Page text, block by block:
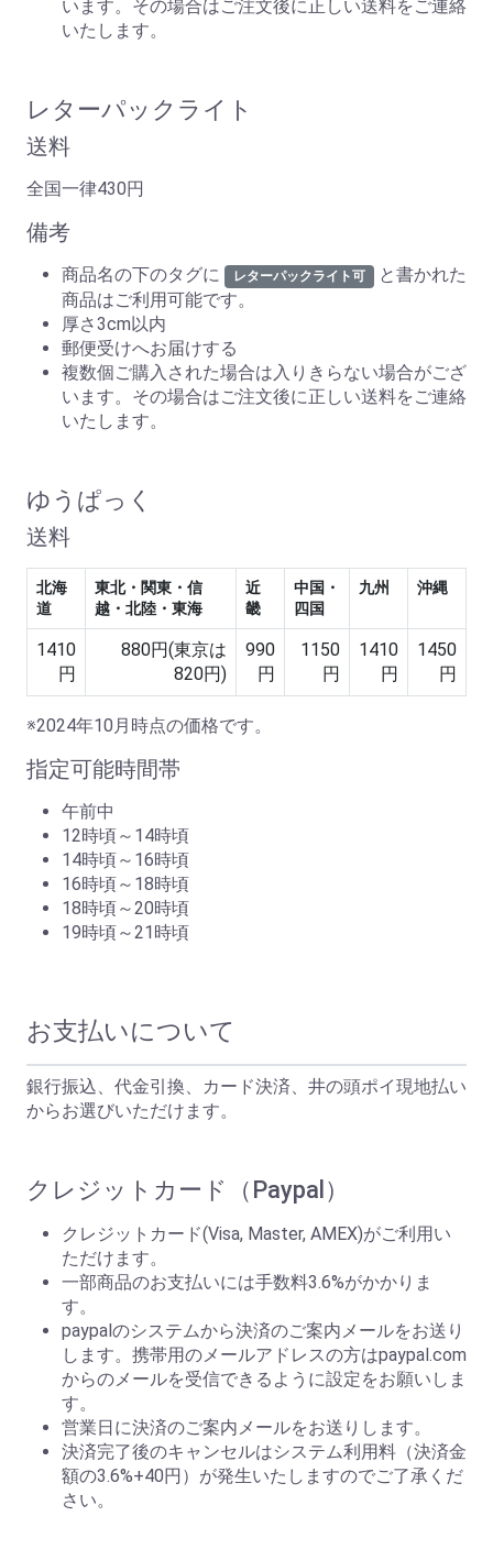
います。その場合はご注文後に正しい送料をご連絡
いたします。
レターパックライト
送料
全国一律430円
備考
商品名の下のタグに レターパックライト可 と書かれた
商品はご利用可能です。
厚さ3cm以内
郵便受けへお届けする
複数個ご購入された場合は入りきらない場合がござ
います。その場合はご注文後に正しい送料をご連絡
いたします。
ゆうぱっく
送料
北海
道
東北・関東・信
越・北陸・東海
近
畿
中国・
四国
九州 沖縄
1410
円
880円(東京は
820円)
990
円
1150
円
1410
円
1450
円
※2024年10月時点の価格です。
指定可能時間帯
午前中
12時頃～14時頃
14時頃～16時頃
16時頃～18時頃
18時頃～20時頃
19時頃～21時頃
お支払いについて
銀行振込、代金引換、カード決済、井の頭ポイ現地払い
からお選びいただけます。
クレジットカード（Paypal）
クレジットカード(Visa, Master, AMEX)がご利用い
ただけます。
一部商品のお支払いには手数料3.6%がかかりま
す。
paypalのシステムから決済のご案内メールをお送り
します。携帯用のメールアドレスの方はpaypal.com
からのメールを受信できるように設定をお願いしま
す。
営業日に決済のご案内メールをお送りします。
決済完了後のキャンセルはシステム利用料（決済金
額の3.6%+40円）が発生いたしますのでご了承くだ
さい。